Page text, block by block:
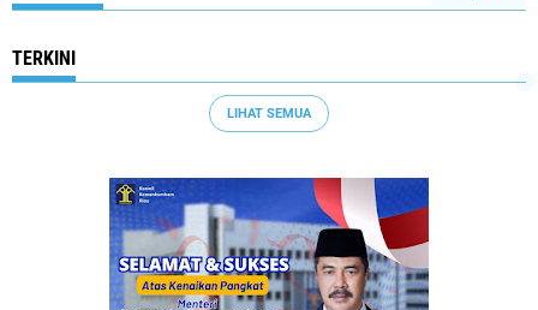
TERKINI
LIHAT SEMUA